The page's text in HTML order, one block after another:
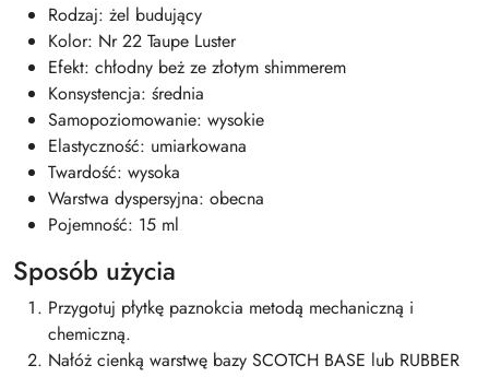
Rodzaj: żel budujący
Kolor: Nr 22 Taupe Luster
Efekt: chłodny beż ze złotym shimmerem
Konsystencja: średnia
Samopoziomowanie: wysokie
Elastyczność: umiarkowana
Twardość: wysoka
Warstwa dyspersyjna: obecna
Pojemność: 15 ml
Sposób użycia
Przygotuj płytkę paznokcia metodą mechaniczną i
chemiczną.
Nałóż cienką warstwę bazy SCOTCH BASE lub RUBBER